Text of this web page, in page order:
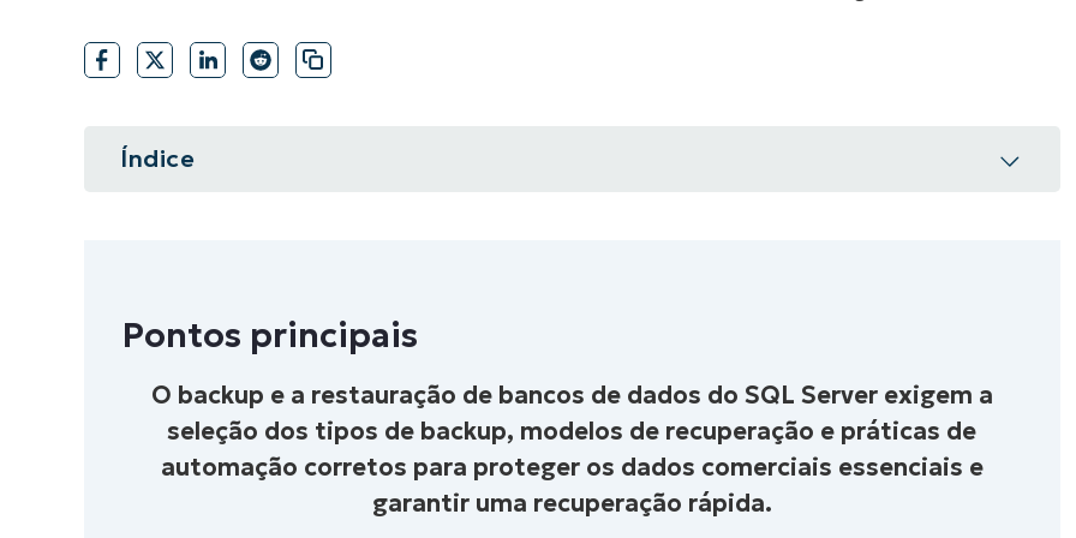
FALE COM NOSSO TIME DE VENDAS
FALE COM NOSSO TIME DE VENDAS
Índice
3 tipos de backup do SQL Server
3 Modelos de recuperação do SQL Server
Como fazer backup e restaurar bancos de dados do SQL Server
5 Práticas recomendadas de backup do SQL Server
Pontos principais
O backup e a restauração de bancos de dados do SQL Server exigem a
seleção dos tipos de backup, modelos de recuperação e práticas de
automação corretos para proteger os dados comerciais essenciais e
garantir uma recuperação rápida.